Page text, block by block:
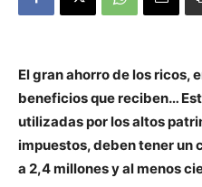
El gran ahorro de los ricos,
beneficios que reciben…
utilizadas por los altos
impuestos, deben tener un
a 2,4 millones y al menos